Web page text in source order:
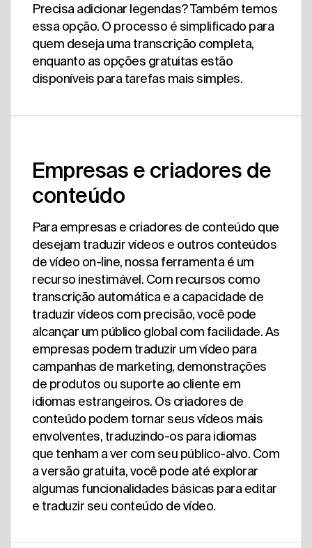
Precisa adicionar legendas? Também temos
essa opção. O processo é simplificado para
quem deseja uma transcrição completa,
enquanto as opções gratuitas estão
disponíveis para tarefas mais simples.
Empresas e criadores de
conteúdo
Para empresas e criadores de conteúdo que
desejam traduzir vídeos e outros conteúdos
de vídeo on-line, nossa ferramenta é um
recurso inestimável. Com recursos como
transcrição automática e a capacidade de
traduzir vídeos com precisão, você pode
alcançar um público global com facilidade. As
empresas podem traduzir um vídeo para
campanhas de marketing, demonstrações
de produtos ou suporte ao cliente em
idiomas estrangeiros. Os criadores de
conteúdo podem tornar seus vídeos mais
envolventes, traduzindo-os para idiomas
que tenham a ver com seu público-alvo. Com
a versão gratuita, você pode até explorar
algumas funcionalidades básicas para editar
e traduzir seu conteúdo de vídeo.